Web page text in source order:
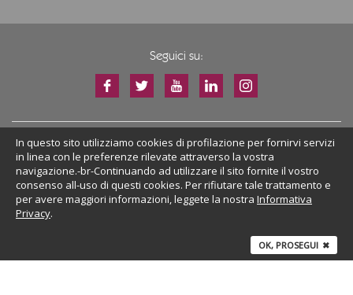
Seguici su:
POLI DISTILLERIE SRL
Via Marconi 46, 36060 Schiavon (VI) ITALY
Tel.+39 0444 665 007| P.IVA 02813890247
CHIAMACI
In questo sito utilizziamo cookies di profilazione per fornirvi servizi
in linea con le preferenze rilevate attraverso la vostra
navigazione.-br-Continuando ad utilizzare il sito fornite il vostro
consenso all-uso di questi cookies. Per rifiutare tale trattamento e
per avere maggiori informazioni, leggete la nostra Informativa
Privacy.
OK, PROSEGUI ✖